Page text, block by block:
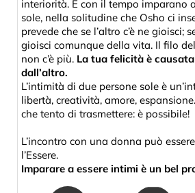
interiorità. E con il tempo imparano
sole, nella solitudine che Osho ci
prevede che se l’altro c’è ne gioisci;
gioisci comunque della vita. Il filo
non c’è più. La tua felicità è
dall’altro.
L’intimità di due persone sole è
libertà, creatività, amore,
che tento di trasmettere: è possibile!
L’incontro con una donna può
l’Essere.
Imparare a essere intimi è un bel